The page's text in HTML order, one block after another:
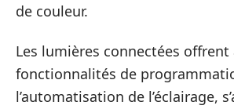
de couleur.
Les lumières connectées offrent
fonctionnalités de
l’automatisation de l’éclairage,